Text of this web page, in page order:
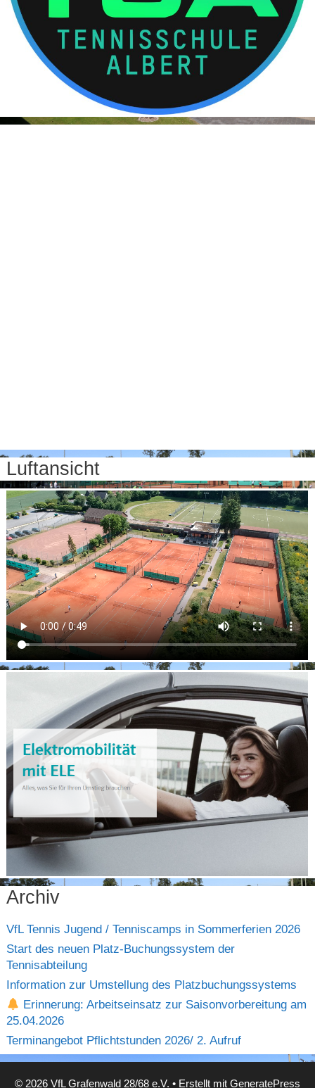
Luftansicht
Archiv
VfL Tennis Jugend / Tenniscamps in Sommerferien 2026
Start des neuen Platz-Buchungssystem der
Tennisabteilung
Information zur Umstellung des Platzbuchungssystems
Erinnerung: Arbeitseinsatz zur Saisonvorbereitung am
25.04.2026
Terminangebot Pflichtstunden 2026/ 2. Aufruf
© 2026 VfL Grafenwald 28/68 e.V. • Erstellt mit GeneratePress